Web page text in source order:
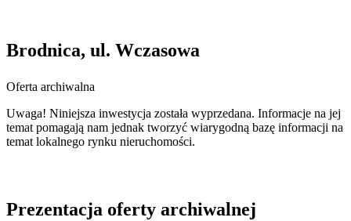
Brodnica, ul. Wczasowa
Oferta archiwalna
Uwaga! Niniejsza inwestycja została wyprzedana. Informacje na jej
temat pomagają nam jednak tworzyć wiarygodną bazę informacji na
temat lokalnego rynku nieruchomości.
Prezentacja oferty archiwalnej